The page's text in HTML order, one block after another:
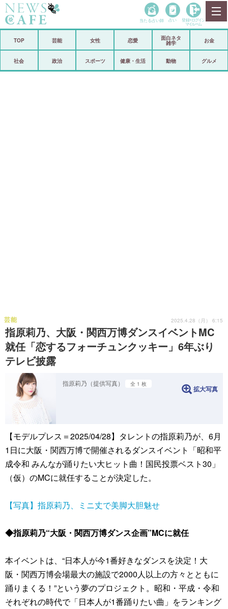
政治
当たる占い師 占い 登録• ログイン
マイルーム
TOP 芸能 女性 恋愛
面白ネタ
雑学
お金
社会 政治 スポーツ 健康・生活 動物 グルメ
指原莉乃、大阪・関西万博ダンスイベントMC
就任「恋するフォーチュンクッキー」6年ぶり
テレビ披露
芸能 2025.4.28（月） 6:15
指原莉乃（提供写真） 全 1 枚
拡大写真
【モデルプレス＝2025/04/28】タレントの指原莉乃が、6月
1日に大阪・関西万博で開催されるダンスイベント「昭和平
成令和 みんなが踊りたい大ヒット曲！国民投票ベスト30」
（仮）のMCに就任することが決定した。
【写真】指原莉乃、ミニ丈で美脚大胆魅せ
◆指原莉乃“大阪・関西万博ダンス企画”MCに就任
本イベントは、“日本人が今1番好きなダンスを決定！大
阪・関西万博会場最大の施設で2000人以上の方々とともに
踊りまくる！”という夢のプロジェクト。昭和・平成・令和
それぞれの時代で「日本人が1番踊りたい曲」をランキング